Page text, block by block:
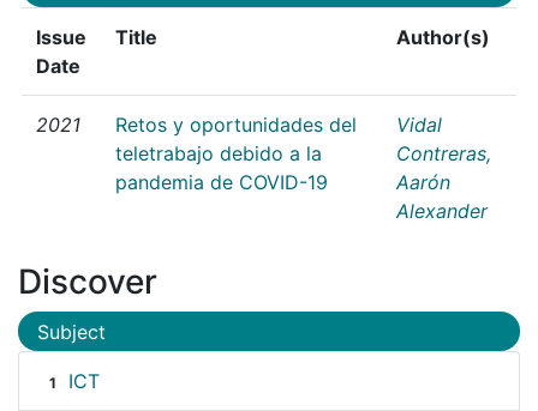
Issue
Date
Title Author(s)
2021
Retos y oportunidades del
teletrabajo debido a la
pandemia de COVID-19
Vidal
Contreras,
Aarón
Alexander
Discover
Subject
1 ICT